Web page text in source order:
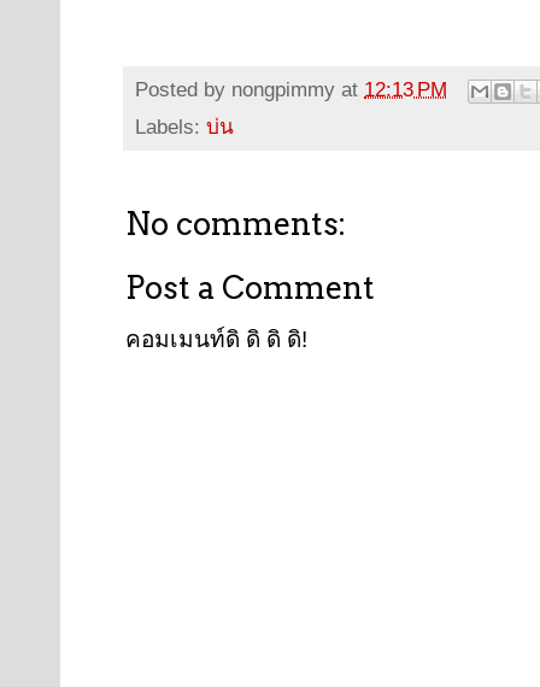
Posted by nongpimmy at 12:13 PM
Labels: บ่น
No comments:
Post a Comment
คอมเมนท์ดิ ดิ ดิ ดิ!